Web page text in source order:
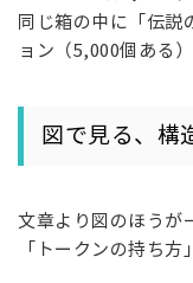
同じ箱の中に「伝説
ョン（5,000個ある
図で見る、構
文章より図のほうが
「トークンの持ち方